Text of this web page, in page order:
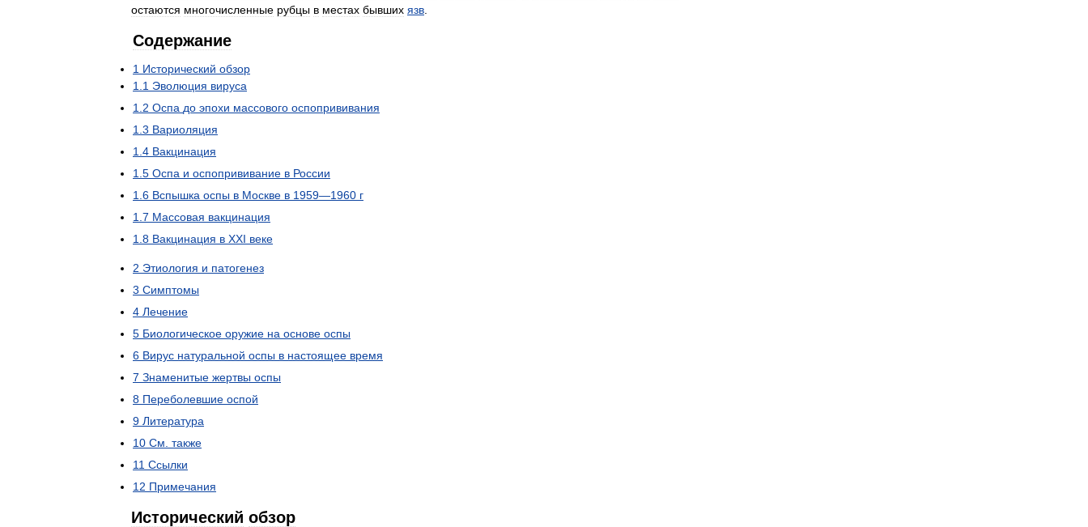
остаются многочисленные рубцы в местах бывших язв
Содержание
1 Исторический обзор
1 1 Эволюция вируса
1 2 Оспа до эпохи массового оспопрививания
1 3 Вариоляция
1 4 Вакцинация
1 5 Оспа и оспопрививание в России
1 6 Вспышка оспы в Москве в 1959—1960 г
1 7 Массовая вакцинация
1 8 Вакцинация в XXI веке
2 Этиология и патогенез
3 Симптомы
4 Лечение
5 Биологическое оружие на основе оспы
6 Вирус натуральной оспы в настоящее время
7 Знаменитые жертвы оспы
8 Переболевшие оспой
9 Литература
10 См также
11 Ссылки
12 Примечания
Исторический обзор